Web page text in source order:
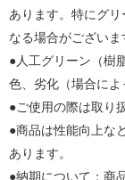
あります。特にグ
なる場合がございま
●人工グリーン（樹
色、劣化（場合によ
●ご使用の際は取り
●商品は性能向上な
あります。
●納期について：商